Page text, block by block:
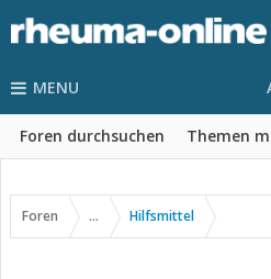
MENU
Foren durchsuchen Themen
Foren ... Hilfsmittel